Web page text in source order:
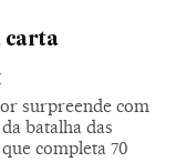
carta
surpreende com
batalha das
completa 70